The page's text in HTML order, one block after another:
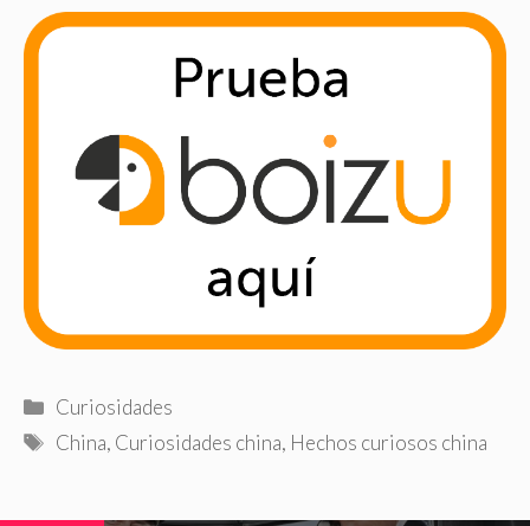
Categorías
Curiosidades
Etiquetas
China, Curiosidades china, Hechos curiosos china